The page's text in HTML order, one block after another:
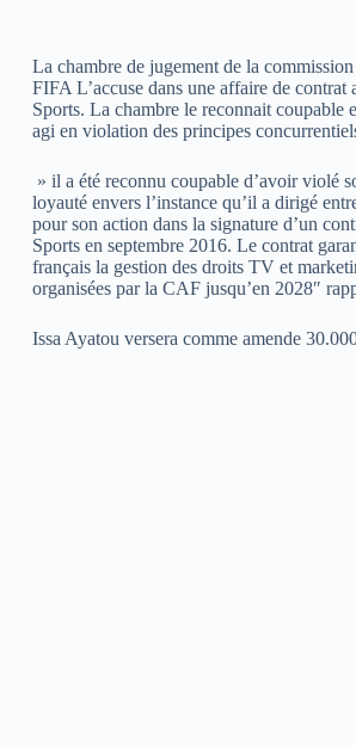
La chambre de jugement de la commission
FIFA L’accuse dans une affaire de contrat
Sports. La chambre le reconnait coupable
agi en violation des principes
» il a été reconnu coupable d’avoir violé
loyauté envers l’instance qu’il a dirigé
pour son action dans la signature d’un
Sports en septembre 2016. Le contrat
français la gestion des droits TV et
organisées par la CAF jusqu’en 2028″
Issa Ayatou versera comme amende